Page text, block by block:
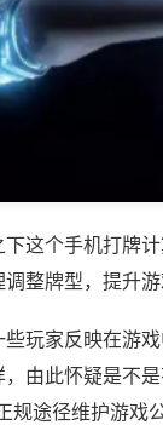
这个手机打牌
整牌型，提升
玩家反映在游
由此怀疑是不
途径维护游戏公